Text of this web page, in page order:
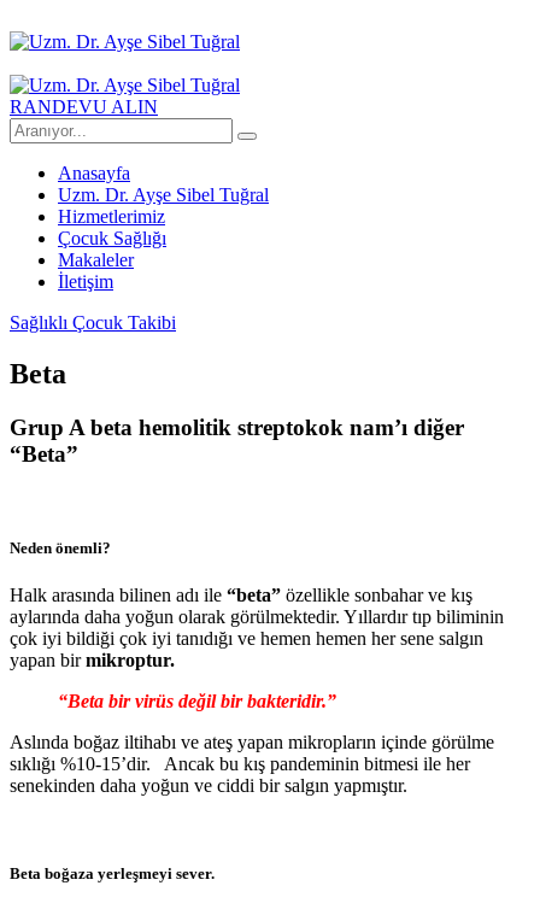
RANDEVU ALIN
Anasayfa
Uzm. Dr. Ayşe Sibel Tuğral
Hizmetlerimiz
Çocuk Sağlığı
Makaleler
İletişim
Sağlıklı Çocuk Takibi
Beta
Grup A beta hemolitik streptokok nam’ı diğer
“Beta”
Neden önemli?
Halk arasında bilinen adı ile “beta” özellikle sonbahar ve kış
aylarında daha yoğun olarak görülmektedir. Yıllardır tıp biliminin
çok iyi bildiği çok iyi tanıdığı ve hemen hemen her sene salgın
yapan birmikroptur.
“Beta bir virüs değil bir bakteridir.”
Aslında boğaz iltihabı ve ateş yapan mikropların içinde görülme
sıklığı %10-15’dir. Ancak bu kış pandeminin bitmesi ile her
senekinden daha yoğun ve ciddi bir salgın yapmıştır.
Beta boğaza yerleşmeyi sever.